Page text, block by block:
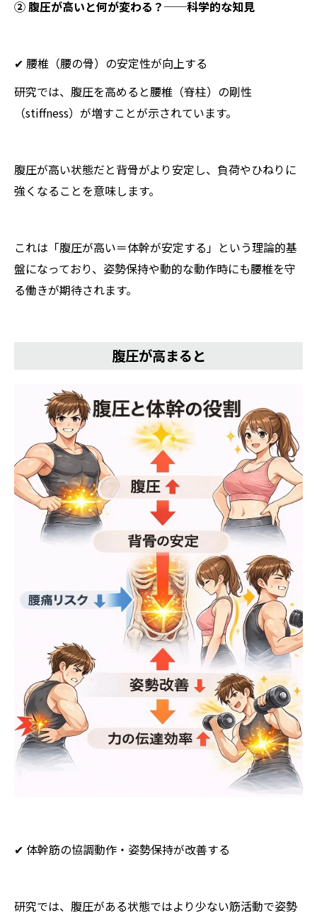
② 腹圧が高いと何が変わる？──科学的な知見
✔ 腰椎（腰の骨）の安定性が向上する
研究では、腹圧を高めると腰椎（脊柱）の剛性
（stiffness）が増すことが示されています。
腹圧が高い状態だと背骨がより安定し、負荷やひねりに
強くなることを意味します。
これは「腹圧が高い＝体幹が安定する」という理論的基
盤になっており、姿勢保持や動的な動作時にも腰椎を守
る働きが期待されます。
腹圧が高まると
✔ 体幹筋の協調動作・姿勢保持が改善する
研究では、腹圧がある状態ではより少ない筋活動で姿勢